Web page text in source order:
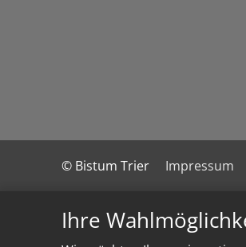
Ihre
© Bistum Trier Impressum